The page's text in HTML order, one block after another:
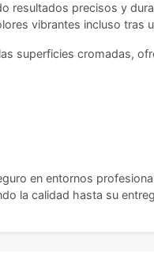
resultados precisos y
vibrantes incluso tras
superficies cromadas,
en entornos
la calidad hasta su